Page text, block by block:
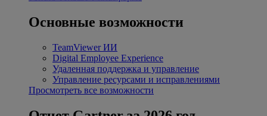
Основные возможности
TeamViewer ИИ
Digital Employee Experience
Удаленная поддержка и управление
Управление ресурсами и исправлениями
Просмотреть все возможности